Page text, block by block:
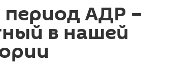
период АДР –
в нашей